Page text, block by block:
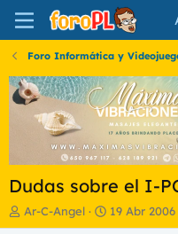
Foro Informática y
Dudas sobre el I-
I
n
Ar-C-Angel
F
e
19 Abr 2006